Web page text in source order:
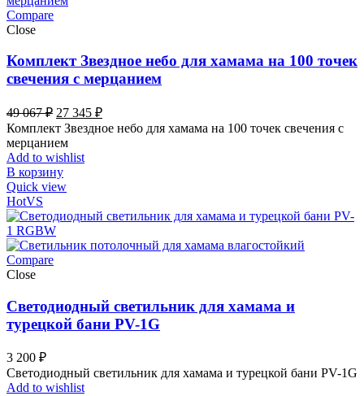
Compare
Close
Комплект Звездное небо для хамама на 100 точек
свечения с мерцанием
49 067₽ Первоначальная
цена
составляла
49
067 ₽.
27 345 ₽Текущая
цена:
Комплект Звездное небо для хамама на 100 точек свечения с
мерцанием
Add to wishlist
В корзину
Quick view
HotVS
Compare
Close
Светодиодный светильник для хамама и
турецкой бани PV-1G
3 200 ₽
Светодиодный светильник для хамама и турецкой бани PV-1G
Add to wishlist